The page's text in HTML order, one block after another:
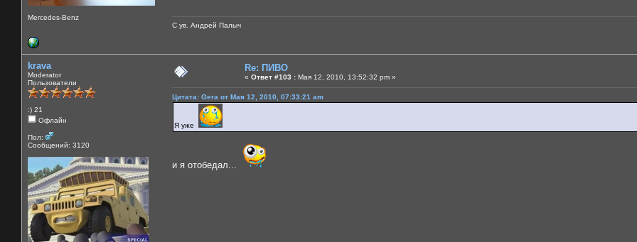
Mercedes-Benz
С ув. Андрей Палыч
krava
Moderator
Пользователи
:) 21
Офлайн
Пол:
Сообщений: 3120
Re: ПИВО
« Ответ #103 : Мая 12, 2010, 13:52:32 pm »
Цитата: Gera от Мая 12, 2010, 07:33:21 am
Я уже
и я отобедал...